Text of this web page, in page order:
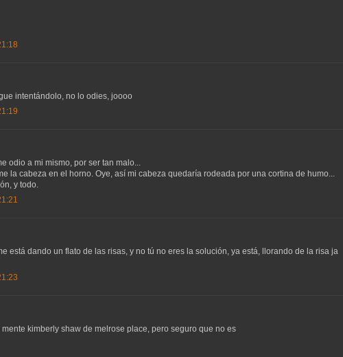
intentándolo, no lo odies, joooo
odio a mi mismo, por ser tan malo...
la cabeza en el horno. Oye, así mi cabeza quedaría rodeada por una cortina de humo...
y todo.
está dando un flato de las risas, y no tú no eres la solución, ya está, llorando de la risa ja
kimberly shaw de melrose place, pero seguro que no es